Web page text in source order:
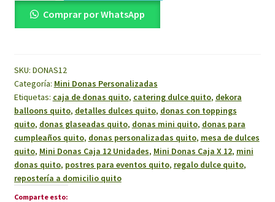
Caja
X
Comprar por WhatsApp
SKU: DONAS12
Categoría: Mini Donas Personalizadas
Etiquetas: caja de donas quito, catering dulce quito, dekora
balloons quito, detalles dulces quito, donas con toppings
quito, donas glaseadas quito, donas mini quito, donas para
cumpleaños quito, donas personalizadas quito, mesa de dulces
quito, Mini Donas Caja 12 Unidades, Mini Donas Caja X 12, mini
donas quito, postres para eventos quito, regalo dulce quito,
repostería a domicilio quito
Comparte esto: